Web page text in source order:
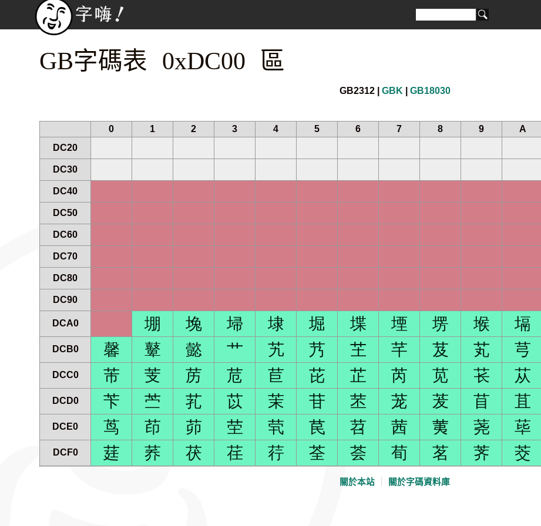
GB字碼表 0xDC00 區
GB2312 | GBK GB18030
0
1 2 3 4 5 6 7 8 9 A
DC20
DC30
DC40
DC50
DC60
DC70
DC80
DC90
DCA0 堋 堍 埽 埭 堀 堞 堙 塄 堠 塥
DCB0 馨 鼙 懿 艹 艽 艿 芏 芊 芨 芄 芎
DCC0 芾 芰 苈 苊 苣 芘 芷 芮 苋 苌 苁
DCD0 苄 苎 芤 苡 茉 苷 苤 茏 茇 苜 苴
DCE0 茑 茚 茆 茔 茕 苠 苕 茜 荑 荛 荜
DCF0 莛 荞 茯 荏 荇 荃 荟 荀 茗 荠 茭
關於本站 關於字碼資料庫